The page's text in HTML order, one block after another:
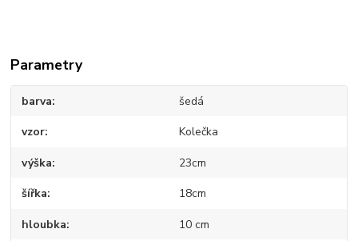
Parametry
barva šedá
vzor Kolečka
výška 23cm
šířka 18cm
hloubka 10 cm